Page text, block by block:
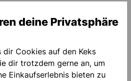
deine Privatsphäre
dir Cookies auf den Keks
dir trotzdem gerne an, um
Einkaufserlebnis bieten zu